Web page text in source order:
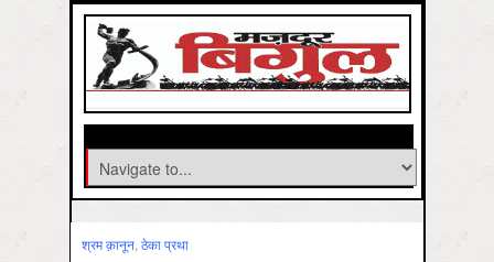
श्रम क़ानून, ठेका प्रथा